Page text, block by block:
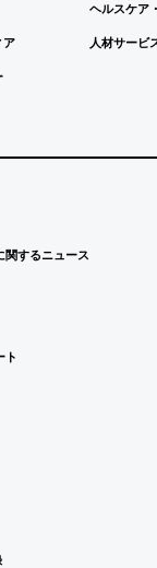
ア
ヘルスケア
人材サービ
関するニュース
ト